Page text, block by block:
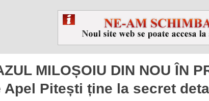
MILOȘOIU DIN NOU ÎN
Apel Pitești ține la secret